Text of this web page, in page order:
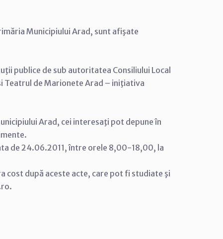
Municipiului Arad, sunt afişate
publice de sub autoritatea Consiliului Local
Teatrul de Marionete Arad – iniţiativa
Arad, cei interesaţi pot depune în
de 24.06.2011, între orele 8,00-18,00, la
cost după aceste acte, care pot fi studiate şi